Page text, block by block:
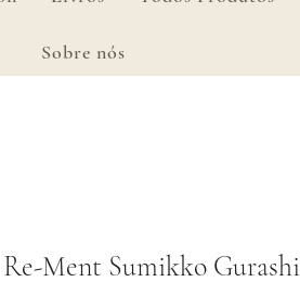
Sobre nós
Re-Ment Sumikko Gurashi